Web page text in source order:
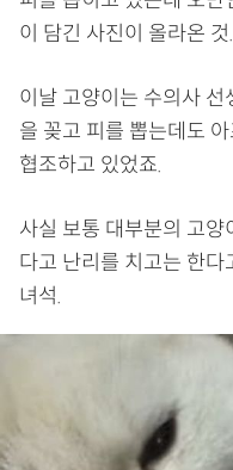
이 담긴 사진이 올라온 것.
이날 고양이는 수의사
을 꽂고 피를 뽑는데도
협조하고 있었죠.
사실 보통 대부분의 고
다고 난리를 치고는 한
녀석.